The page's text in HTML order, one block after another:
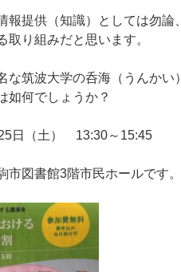
報提供（知識）としては勿論
取り組みだと思います。
な筑波大学の呑海（うんかい
如何でしょうか？
日（土） 13:30～15:45
市図書館3階市民ホールです